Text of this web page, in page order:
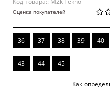
Оценка покупателей
36 37 38 39 40
43 44 45
Как